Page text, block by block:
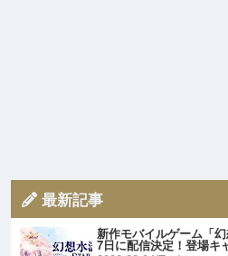
最新記事
新作モバイルゲーム「
7日に配信決定！登場キ